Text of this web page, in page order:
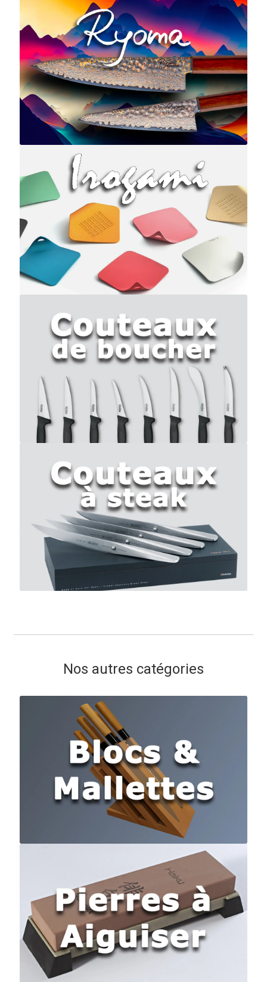
Nos autres catégories